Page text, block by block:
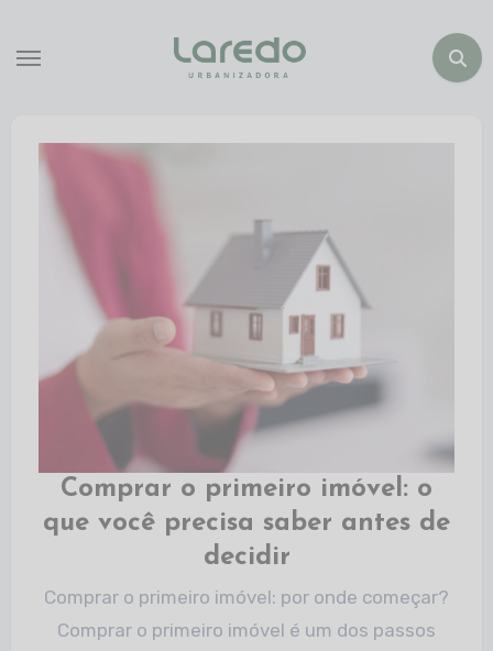
Comprar o primeiro imóvel: o
que você precisa saber antes de
decidir
Comprar o primeiro imóvel: por onde começar?
Comprar o primeiro imóvel é um dos passos